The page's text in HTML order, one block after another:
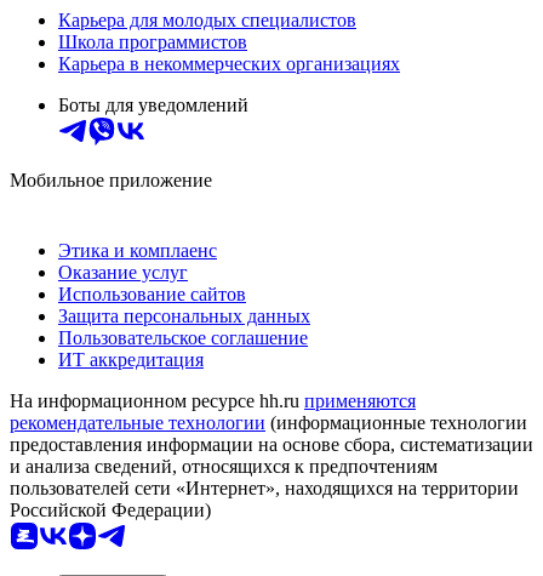
Карьера для молодых специалистов
Школа программистов
Карьера в некоммерческих организациях
Боты для уведомлений
Мобильное приложение
Этика и комплаенс
Оказание услуг
Использование сайтов
Защита персональных данных
Пользовательское соглашение
ИТ аккредитация
На информационном ресурсе hh.ru применяются
рекомендательные технологии (информационные технологии
предоставления информации на основе сбора, систематизации
и анализа сведений, относящихся к предпочтениям
пользователей сети «Интернет», находящихся на территории
Российской Федерации)